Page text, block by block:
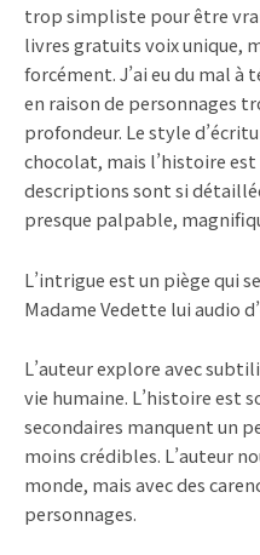
trop simpliste pour être
livres gratuits voix unique,
forcément. J’ai eu du mal
en raison de personnages
profondeur. Le style
chocolat, mais l’histoire
descriptions sont si
presque palpable,
L’intrigue est un piège qui
Madame Vedette lui audio
L’auteur explore avec
vie humaine. L’histoire est
secondaires manquent un
moins crédibles. L’auteur
monde, mais avec des
personnages.